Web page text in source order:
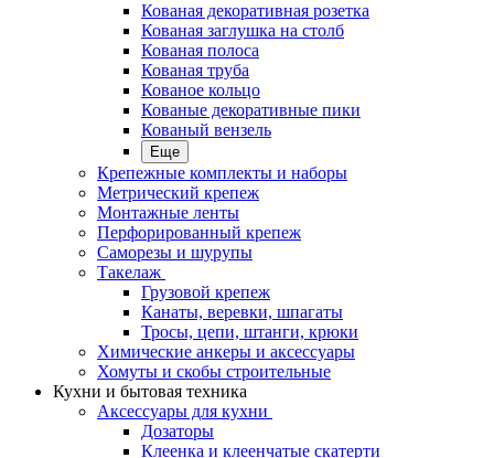
Кованая декоративная розетка
Кованая заглушка на столб
Кованая полоса
Кованая труба
Кованое кольцо
Кованые декоративные пики
Кованый вензель
Еще
Крепежные комплекты и наборы
Метрический крепеж
Монтажные ленты
Перфорированный крепеж
Саморезы и шурупы
Такелаж
Грузовой крепеж
Канаты, веревки, шпагаты
Тросы, цепи, штанги, крюки
Химические анкеры и аксессуары
Хомуты и скобы строительные
Кухни и бытовая техника
Аксессуары для кухни
Дозаторы
Клеенка и клеенчатые скатерти